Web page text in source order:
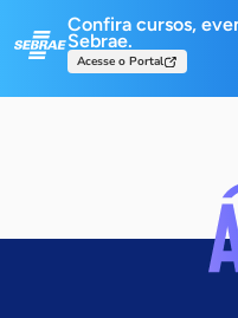
Confira cursos,
Sebrae.
Acesse o Portal